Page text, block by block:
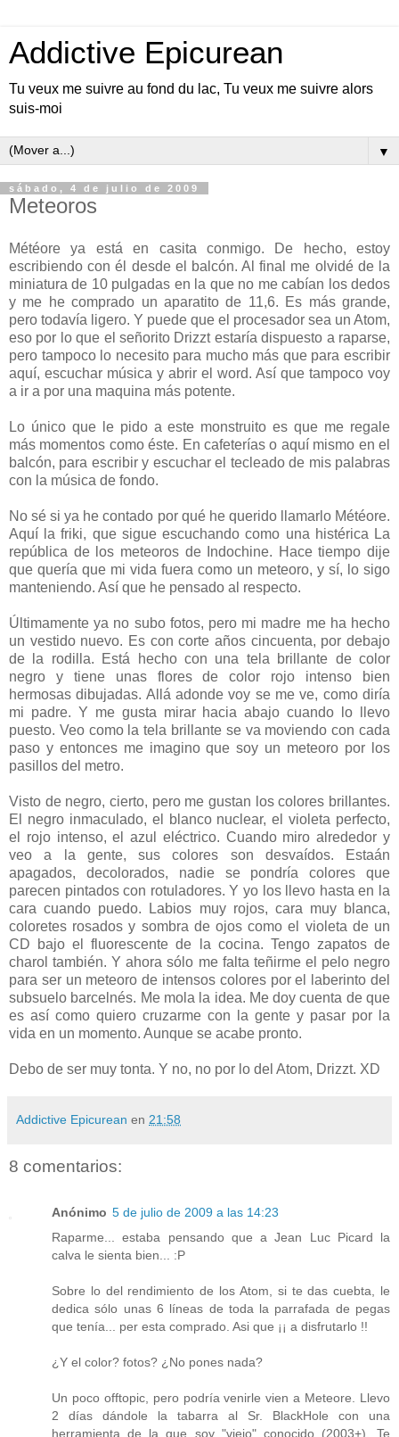
Addictive Epicurean
Tu veux me suivre au fond du lac, Tu veux me suivre alors
suis-moi
▼
sábado, 4 de julio de 2009
Meteoros
Météore ya está en casita conmigo. De hecho, estoy
escribiendo con él desde el balcón. Al final me olvidé de la
miniatura de 10 pulgadas en la que no me cabían los dedos
y me he comprado un aparatito de 11,6. Es más grande,
pero todavía ligero. Y puede que el procesador sea un Atom,
eso por lo que el señorito Drizzt estaría dispuesto a raparse,
pero tampoco lo necesito para mucho más que para escribir
aquí, escuchar música y abrir el word. Así que tampoco voy
a ir a por una maquina más potente.
Lo único que le pido a este monstruito es que me regale
más momentos como éste. En cafeterías o aquí mismo en el
balcón, para escribir y escuchar el tecleado de mis palabras
con la música de fondo.
No sé si ya he contado por qué he querido llamarlo Météore.
Aquí la friki, que sigue escuchando como una histérica La
república de los meteoros de Indochine. Hace tiempo dije
que quería que mi vida fuera como un meteoro, y sí, lo sigo
manteniendo. Así que he pensado al respecto.
Últimamente ya no subo fotos, pero mi madre me ha hecho
un vestido nuevo. Es con corte años cincuenta, por debajo
de la rodilla. Está hecho con una tela brillante de color
negro y tiene unas flores de color rojo intenso bien
hermosas dibujadas. Allá adonde voy se me ve, como diría
mi padre. Y me gusta mirar hacia abajo cuando lo llevo
puesto. Veo como la tela brillante se va moviendo con cada
paso y entonces me imagino que soy un meteoro por los
pasillos del metro.
Visto de negro, cierto, pero me gustan los colores brillantes.
El negro inmaculado, el blanco nuclear, el violeta perfecto,
el rojo intenso, el azul eléctrico. Cuando miro alrededor y
veo a la gente, sus colores son desvaídos. Estaán
apagados, decolorados, nadie se pondría colores que
parecen pintados con rotuladores. Y yo los llevo hasta en la
cara cuando puedo. Labios muy rojos, cara muy blanca,
coloretes rosados y sombra de ojos como el violeta de un
CD bajo el fluorescente de la cocina. Tengo zapatos de
charol también. Y ahora sólo me falta teñirme el pelo negro
para ser un meteoro de intensos colores por el laberinto del
subsuelo barcelnés. Me mola la idea. Me doy cuenta de que
es así como quiero cruzarme con la gente y pasar por la
vida en un momento. Aunque se acabe pronto.
Debo de ser muy tonta. Y no, no por lo del Atom, Drizzt. XD
Addictive Epicurean en 21:58
8 comentarios:
Anónimo 5 de julio de 2009 a las 14:23
Raparme... estaba pensando que a Jean Luc Picard la
calva le sienta bien... :P
Sobre lo del rendimiento de los Atom, si te das cuebta, le
dedica sólo unas 6 líneas de toda la parrafada de pegas
que tenía... per esta comprado. Asi que ¡¡ a disfrutarlo !!
¿Y el color? fotos? ¿No pones nada?
Un poco offtopic, pero podría venirle vien a Meteore. Llevo
2 días dándole la tabarra al Sr. BlackHole con una
herramienta de la que soy "viejo" conocido (2003+). Te